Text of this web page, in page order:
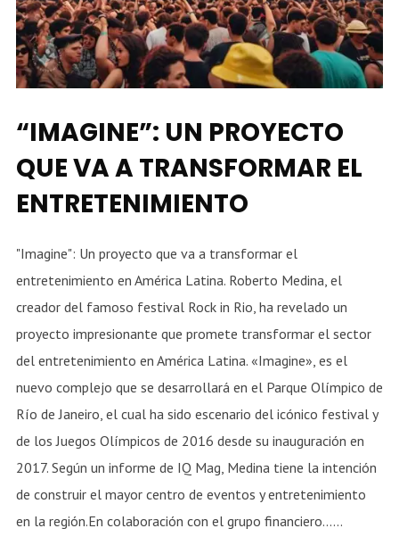
“IMAGINE”: UN PROYECTO
QUE VA A TRANSFORMAR EL
ENTRETENIMIENTO
"Imagine": Un proyecto que va a transformar el
entretenimiento en América Latina. Roberto Medina, el
creador del famoso festival Rock in Rio, ha revelado un
proyecto impresionante que promete transformar el sector
del entretenimiento en América Latina. «Imagine», es el
nuevo complejo que se desarrollará en el Parque Olímpico de
Río de Janeiro, el cual ha sido escenario del icónico festival y
de los Juegos Olímpicos de 2016 desde su inauguración en
2017. Según un informe de IQ Mag, Medina tiene la intención
de construir el mayor centro de eventos y entretenimiento
en la región.En colaboración con el grupo financiero......